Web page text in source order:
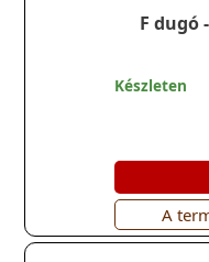
F dugó
Készleten
A